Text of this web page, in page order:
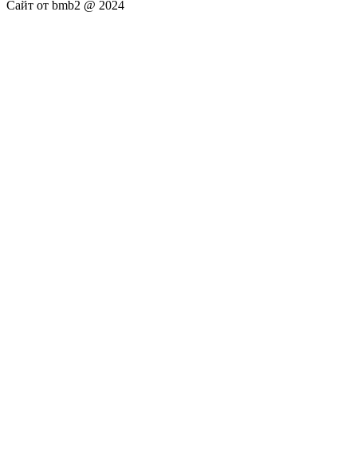
Сайт от bmb2 @ 2024